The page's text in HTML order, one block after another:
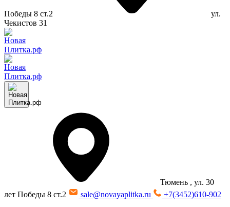
Победы 8 ст.2
ул.
Чекистов 31
Тюмень , ул. 30
лет Победы 8 ст.2
sale@novayaplitka.ru
+7(3452)610-902